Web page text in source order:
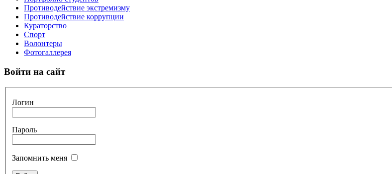
Противодействие экстремизму
Противодействие коррупции
Кураторство
Спорт
Волонтеры
Фотогаллерея
Войти на сайт
Логин
Пароль
Запомнить меня